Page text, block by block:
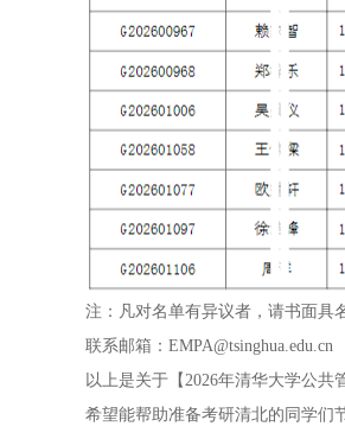
注：凡对名单有异议者，请书面具
联系邮箱：EMPA@tsinghua.edu.cn
以上是关于【2026年清华大学公
希望能帮助准备考研清北的同学们